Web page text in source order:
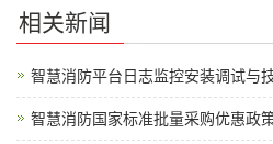
相关新闻
智慧消防平台日志监控安装调试与
智慧消防国家标准批量采购优惠政